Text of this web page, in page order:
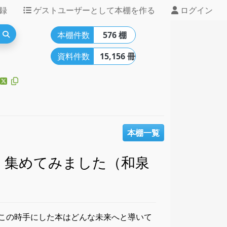
ゲストユーザーとして本棚を作る ログイン
本棚件数
576 棚
資料件数
15,156 冊
本棚一覧
めてみました（和泉
の時手にした本はどんな未来へと導いて